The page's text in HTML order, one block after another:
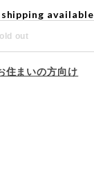
available
out
住まいの方向け